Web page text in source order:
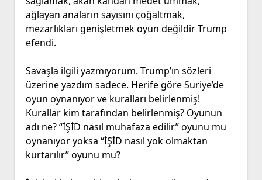
ağlayan anaların sayısını çoğaltmak,
mezarlıkları genişletmek oyun değildir Trump
efendi.
Savaşla ilgili yazmıyorum. Trump’ın sözleri
üzerine yazdım sadece. Herife göre Suriye’de
oyun oynanıyor ve kuralları belirlenmiş!
Kurallar kim tarafından belirlenmiş? Oyunun
adı ne? “İŞİD nasıl muhafaza edilir” oyunu mu
oynanıyor yoksa “İŞİD nasıl yok olmaktan
kurtarılır” oyunu mu?